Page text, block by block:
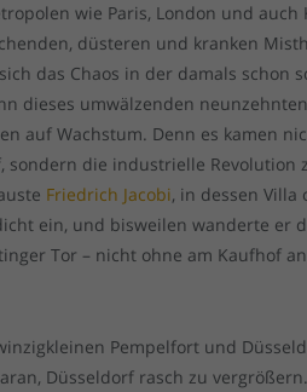
wie Paris, London und auch
düsteren und kranken
das Chaos in der damals schon
dieses umwälzenden
auf Wachstum. Denn es kamen
sondern die industrielle Revolution
Friedrich Jacobi, in dessen Villa
ein, und bisweilen wanderte er
Tor – nicht ohne am Kaufhof
Pempelfort und
Düsseldorf rasch zu